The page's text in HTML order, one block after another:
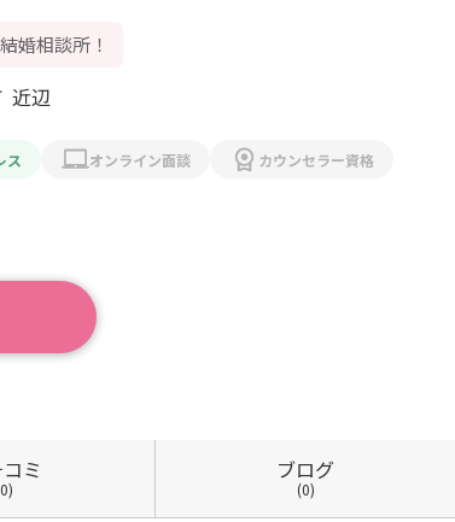
婚相談所！
近辺
ス オンライン面談 カウンセラー資格
ミ ブログ
(0)